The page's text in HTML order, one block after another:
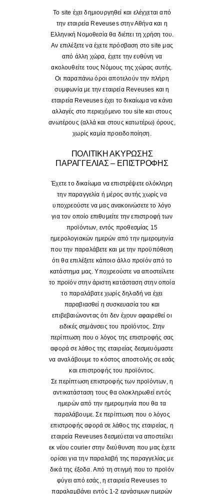
Το site έχει δημιουργηθεί και ελέγχεται από
την εταιρεία Reveuses στην Αθήνα και η
Ελληνική Νομοθεσία θα διέπει τη χρήση του.
Αν επιλέξετε να έχετε πρόσβαση στο site μας
από άλλη χώρα, έχετε την ευθύνη να
ακολουθείτε τους Νόμους της χώρας αυτής.
Οι παραπάνω όροι αποτελούν την πλήρη
συμφωνία με την εταιρεία Reveuses και η
εταιρεία Reveuses έχει το δικαίωμα να κάνει
αλλαγές στο περιεχόμενο του site και στους
ανωτέρους (αλλά και στους κατωτέρω) όρους,
χωρίς καμία προειδοποίηση.
ΠΟΛΙΤΙΚΗ ΑΚΥΡΩΣΗΣ
ΠΑΡΑΓΓΕΛΙΑΣ – ΕΠΙΣΤΡΟΦΗΣ
Έχετε το δικαίωμα να επιστρέψετε ολόκληρη
την παραγγελία ή μέρος αυτής χωρίς να
υποχρεούστε να μας ανακοινώσετε το λόγο
για τον οποίο επιθυμείτε την επιστροφή των
προϊόντων, εντός προθεσμίας 15
ημερολογιακών ημερών από την ημερομηνία
που την παραλάβετε και με την προϋπόθεση
ότι θα επιλέξετε κάποιο άλλο προϊόν από το
κατάστημα μας. Υποχρεούστε να αποστείλετε
το προϊόν στην άριστη κατάσταση στην οποία
το παραλάβατε χωρίς δηλαδή να έχει
παραβιασθεί η συσκευασία του και
επιβεβαιώνοντας ότι δεν έχουν αφαιρεθεί οι
ειδικές σημάνσεις του προϊόντος. Στην
περίπτωση που ο λόγος της επιστροφής σας
αφορά σε λάθος της εταιρείας δεσμευόμαστε
να αναλάβουμε το κόστος αποστολής σε εσάς
και επιστροφής του προϊόντος.
Σε περίπτωση επιστροφής των προϊόντων, η
αντικατάσταση τους θα ολοκληρωθεί εντός
ημερών από την ημερομηνία που θα τα
παραλάβουμε. Σε περίπτωση που ο λόγος
επιστροφής αφορά σε λάθος της εταιρείας, η
εταιρεία Reveuses δεσμεύεται να αποστείλει
εκ νέου courier στην διεύθυνση που μας έχετε
ορίσει για την παραλαβή της παραγγελίας με
δικά της έξοδα. Από τη στιγμή που το προϊόν
φύγει από εσάς, η εταιρεία Reveuses το
παραλαμβάνει εντός 1-2 εργάσιμων ημερών